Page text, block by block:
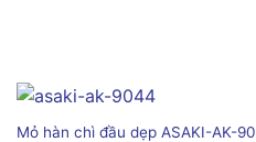
Mỏ hàn chì đầu dẹp ASAKI-AK-